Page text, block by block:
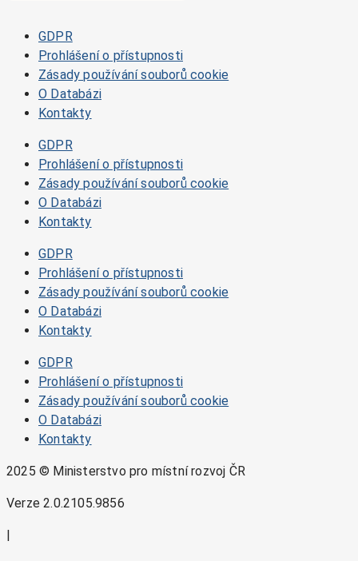
GDPR
Prohlášení o přístupnosti
Zásady používání souborů cookie
O Databázi
Kontakty
GDPR
Prohlášení o přístupnosti
Zásady používání souborů cookie
O Databázi
Kontakty
GDPR
Prohlášení o přístupnosti
Zásady používání souborů cookie
O Databázi
Kontakty
GDPR
Prohlášení o přístupnosti
Zásady používání souborů cookie
O Databázi
Kontakty
2025 © Ministerstvo pro místní rozvoj ČR
Verze 2.0.2105.9856
|